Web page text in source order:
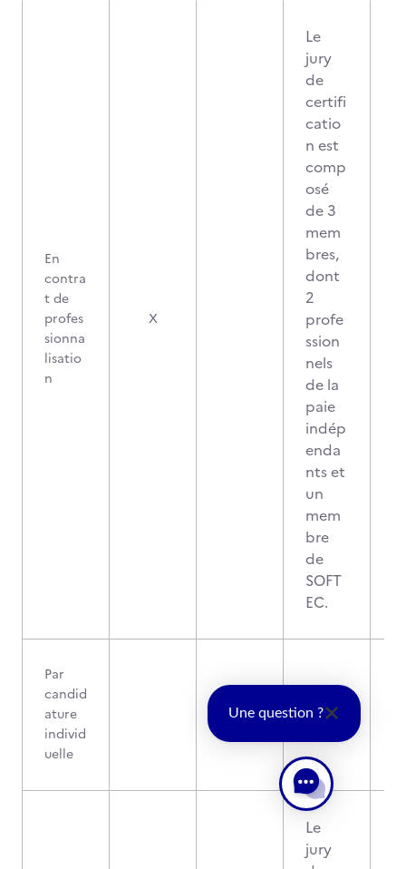
En
contra
t de
profes
sionna
lisatio
n
X
Le
jury
de
certifi
catio
n est
comp
osé
de 3
mem
bres,
dont
2
profe
ssion
nels
de la
paie
indép
enda
nts et
un
mem
bre
de
SOFT
EC.
Par
candid
ature
individ
uelle
X -
Le
jury
Une question ?